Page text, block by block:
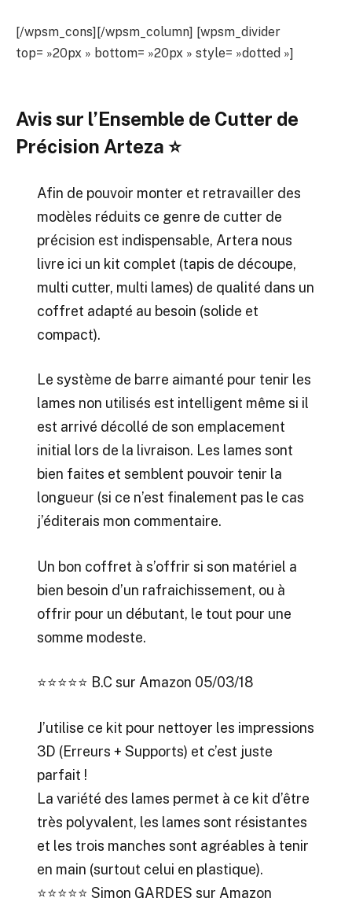
[/wpsm_cons][/wpsm_column] [wpsm_divider
top= »20px » bottom= »20px » style= »dotted »]
Avis sur l’Ensemble de Cutter de
Précision Arteza ⭐
Afin de pouvoir monter et retravailler des
modèles réduits ce genre de cutter de
précision est indispensable, Artera nous
livre ici un kit complet (tapis de découpe,
multi cutter, multi lames) de qualité dans un
coffret adapté au besoin (solide et
compact).
Le système de barre aimanté pour tenir les
lames non utilisés est intelligent même si il
est arrivé décollé de son emplacement
initial lors de la livraison. Les lames sont
bien faites et semblent pouvoir tenir la
longueur (si ce n’est finalement pas le cas
j’éditerais mon commentaire.
Un bon coffret à s’offrir si son matériel a
bien besoin d’un rafraichissement, ou à
offrir pour un débutant, le tout pour une
somme modeste.
⭐⭐⭐⭐⭐ B.C sur Amazon 05/03/18
J’utilise ce kit pour nettoyer les impressions
3D (Erreurs + Supports) et c’est juste
parfait !
La variété des lames permet à ce kit d’être
très polyvalent, les lames sont résistantes
et les trois manches sont agréables à tenir
en main (surtout celui en plastique).
⭐⭐⭐⭐⭐ Simon GARDES sur Amazon